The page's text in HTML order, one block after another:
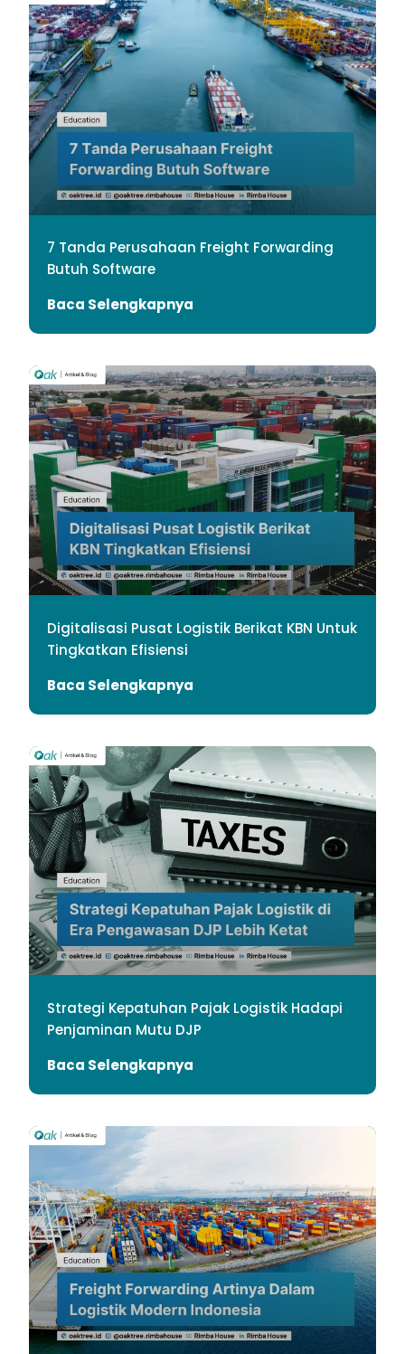
7 Tanda Perusahaan Freight Forwarding
Butuh Software
Baca Selengkapnya
Digitalisasi Pusat Logistik Berikat KBN Untuk
Tingkatkan Efisiensi
Baca Selengkapnya
Strategi Kepatuhan Pajak Logistik Hadapi
Penjaminan Mutu DJP
Baca Selengkapnya